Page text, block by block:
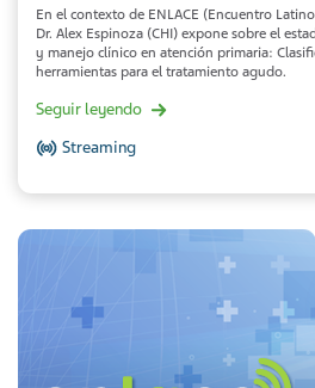
En el contexto de ENLACE (Encuentro
Dr. Alex Espinoza (CHI) expone sobre el
y manejo clínico en atención primaria:
herramientas para el tratamiento agudo.
Seguir leyendo
Streaming